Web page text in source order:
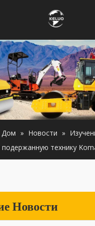
Дом » Новости »
подержанную технику
Новости